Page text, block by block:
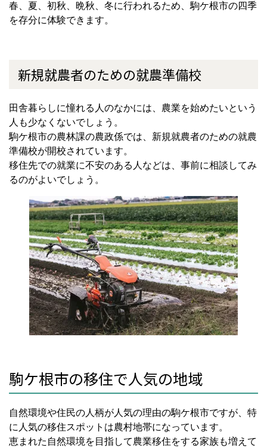
春、夏、初秋、晩秋、冬に行われるため、駒ケ根市の四季
を存分に体験できます。
新規就農者のための就農準備校
田舎暮らしに憧れる人のなかには、農業を始めたいという
人も少なくないでしょう。
駒ケ根市の農林課の農政係では、新規就農者のための就農
準備校が開校されています。
移住先での就業に不安のある人などは、事前に相談してみ
るのがよいでしょう。
駒ケ根市の移住で人気の地域
自然環境や住民の人柄が人気の理由の駒ケ根市ですが、特
に人気の移住スポットは農村地帯になっています。
恵まれた自然環境を目指して農業移住をする家族も増えて